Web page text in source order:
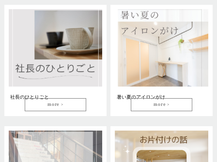
社長のひとりごと
more
暑い夏のアイロンがけ
more